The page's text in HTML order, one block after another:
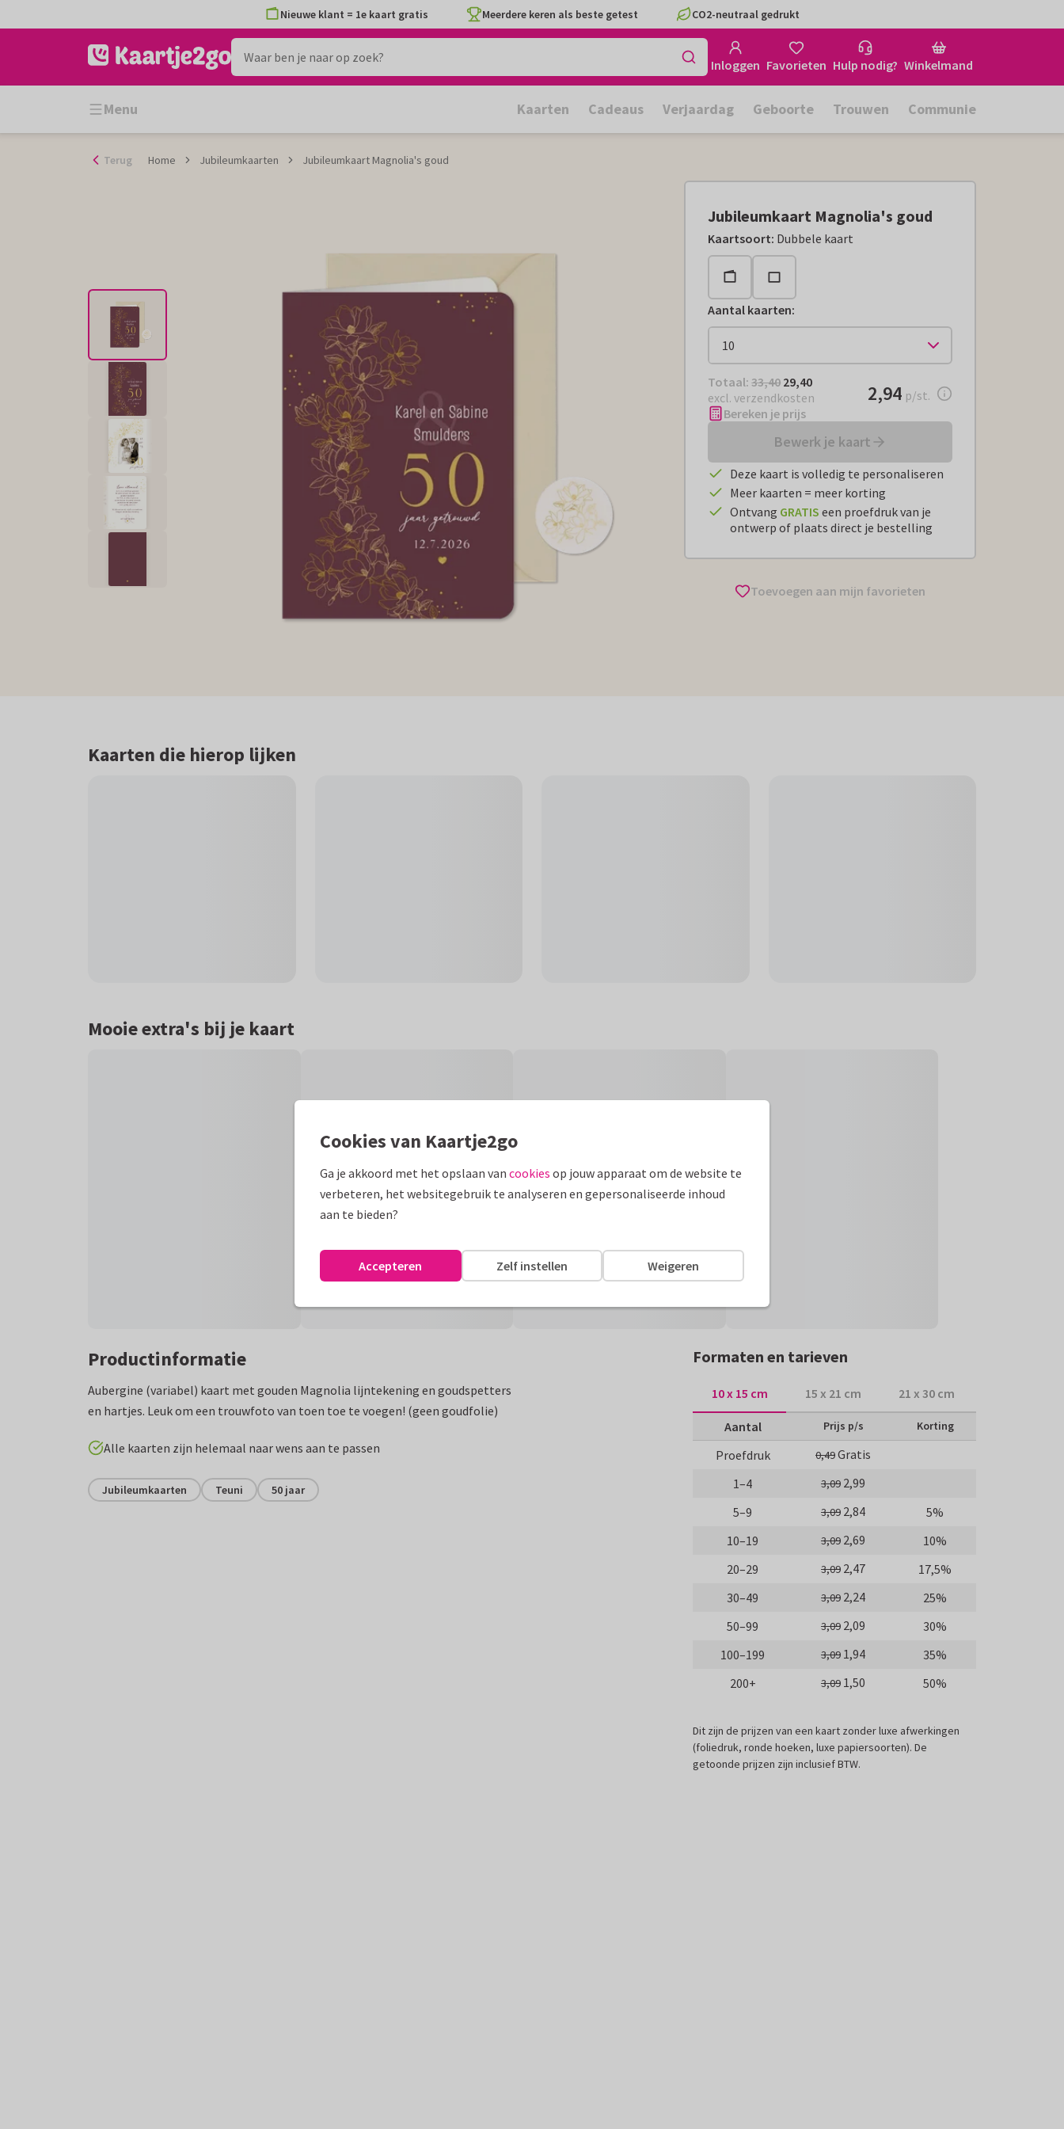
naar
Nieuwe klant = 1e kaart gratis Meerdere keren als beste getest CO2-neutraal gedrukt
Inloggen Favorieten Hulp nodig? Winkelmand
Menu Kaarten Cadeaus Verjaardag Geboorte Trouwen Communie
Terug Home Jubileumkaarten Jubileumkaart Magnolia's goud
Jubileumkaart Magnolia's goud
Kaartsoort: Dubbele kaart
Aantal kaarten:
Totaal: € 29,40
Totaal: 33,40 29,40
excl. verzendkosten
€ 2,94per stuk
2,94 p/st.
Bereken je prijs
Bewerk je kaart
Deze kaart is volledig te personaliseren
Meer kaarten = meer korting
Ontvang GRATIS een proefdruk van je
ontwerp of plaats direct je bestelling
Toevoegen aan mijn favorieten
Kaarten die hierop lijken
Mooie extra's bij je kaart
Productinformatie
Aubergine (variabel) kaart met gouden Magnolia lijntekening en goudspetters
en hartjes. Leuk om een trouwfoto van toen toe te voegen! (geen goudfolie)
Alle kaarten zijn helemaal naar wens aan te passen
Jubileumkaarten Teuni 50 jaar
Formaten en tarieven
10 x 15 cm 15 x 21 cm 21 x 30 cm
Aantal Prijs p/s Korting
Proefdruk 0,49Gratis
1–4
3,09 2,99
5–9
3,09 2,84
5%
10–19
3,09 2,69
10%
20–29
3,09 2,47
17,5%
30–49
3,09 2,24
25%
50–99
3,09 2,09
30%
100–199
3,09 1,94
35%
200+
3,09 1,50 50%
Dit zijn de prijzen van een kaart zonder luxe afwerkingen
(foliedruk, ronde hoeken, luxe papiersoorten). De
getoonde prijzen zijn inclusief BTW.
Cookies van Kaartje2go
Ga je akkoord met het opslaan van cookies op jouw apparaat om de website te
verbeteren, het websitegebruik te analyseren en gepersonaliseerde inhoud
aan te bieden?
Weigeren
Zelf instellen
Accepteren